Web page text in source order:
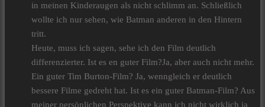
in meinen Kinderaugen als nicht schlimm an. Schließlich
wollte ich nur sehen, wie Batman anderen in den Hintern
tritt.
Heute, muss ich sagen, sehe ich den Film deutlich
differenzierter. Ist es en guter Film?Ja, aber auch nicht mehr.
Ein guter Tim Burton-Film? Ja, wenngleich er deutlich
bessere Filme gedreht hat. Ist es ein guter Batman-Film? Aus
meiner persönlichen Perspektive kann ich nicht wirklich ja